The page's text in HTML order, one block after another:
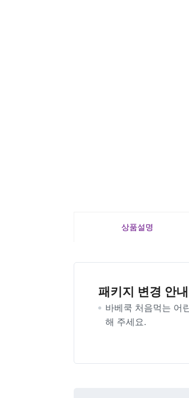
상품설명
패키지 변경 안내
바베쿡 처음먹는 어
해 주세요.